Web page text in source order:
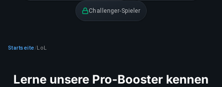
Challenger-Spieler
Startseite /LoL
Lerne unsere Pro-Booster kennen